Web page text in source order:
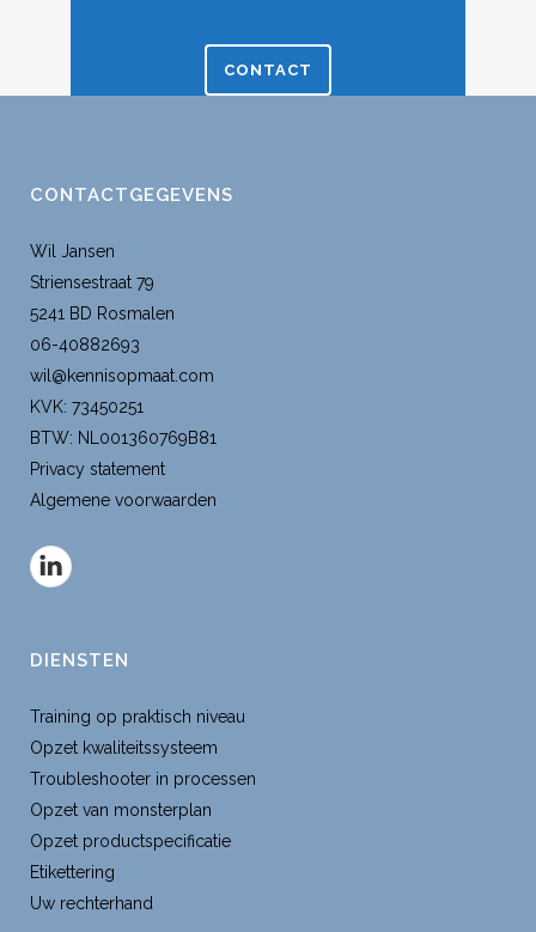
CONTACT
CONTACTGEGEVENS
Wil Jansen
Striensestraat 79
5241 BD Rosmalen
06-40882693
wil@kennisopmaat.com
KVK: 73450251
BTW: NL001360769B81
Privacy statement
Algemene voorwaarden
DIENSTEN
Training op praktisch niveau
Opzet kwaliteitssysteem
Troubleshooter in processen
Opzet van monsterplan
Opzet productspecificatie
Etikettering
Uw rechterhand